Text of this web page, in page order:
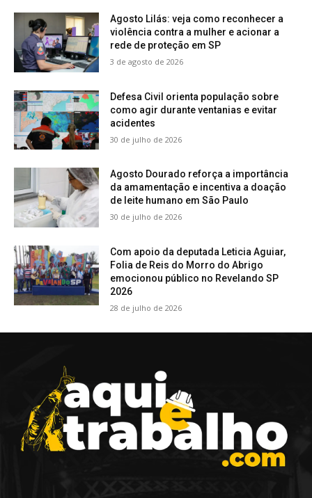
Agosto Lilás: veja como reconhecer a
violência contra a mulher e acionar a
rede de proteção em SP
3 de agosto de 2026
Defesa Civil orienta população sobre
como agir durante ventanias e evitar
acidentes
30 de julho de 2026
Agosto Dourado reforça a importância
da amamentação e incentiva a doação
de leite humano em São Paulo
30 de julho de 2026
Com apoio da deputada Leticia Aguiar,
Folia de Reis do Morro do Abrigo
emocionou público no Revelando SP
2026
28 de julho de 2026